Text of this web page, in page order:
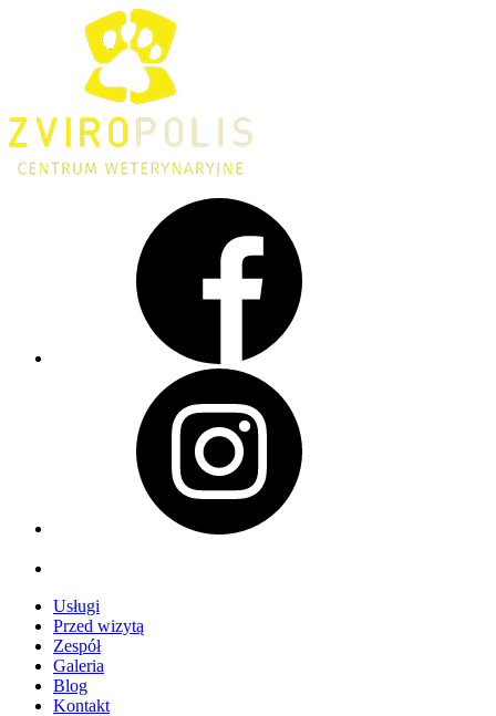
Usługi
Przed wizytą
Zespół
Galeria
Blog
Kontakt